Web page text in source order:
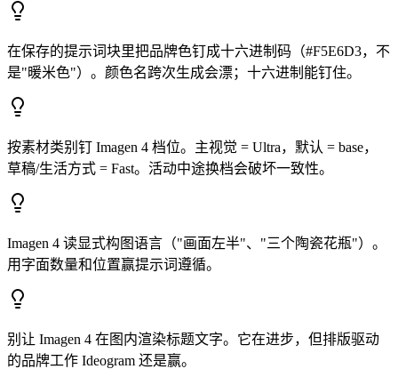
在保存的提示词块里把品牌色钉成十六进制码（#F5E6D3，不
是"暖米色"）。颜色名跨次生成会漂；十六进制能钉住。
按素材类别钉 Imagen 4 档位。主视觉 = Ultra，默认 = base，
草稿/生活方式 = Fast。活动中途换档会破坏一致性。
Imagen 4 读显式构图语言（"画面左半"、"三个陶瓷花瓶"）。
用字面数量和位置赢提示词遵循。
别让 Imagen 4 在图内渲染标题文字。它在进步，但排版驱动
的品牌工作 Ideogram 还是赢。